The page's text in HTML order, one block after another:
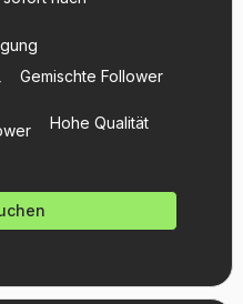
Gemischte Follower
Hohe Qualität